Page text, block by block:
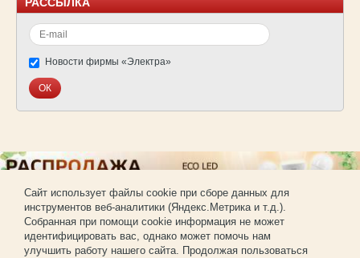
РАССЫЛКА
Новости фирмы «Электра»
© Фирма «Электра»
Использование материалов сайта без согласования запрещено.
Создание и продвижение сайта — РА «Имиджпром»
Cайт использует файлы cookie при сборе данных для
инструментов веб-аналитики (Яндекс.Метрика и т.д.).
Собранная при помощи cookie информация не может
идентифицировать вас, однако может помочь нам
улучшить работу нашего сайта. Продолжая пользоваться